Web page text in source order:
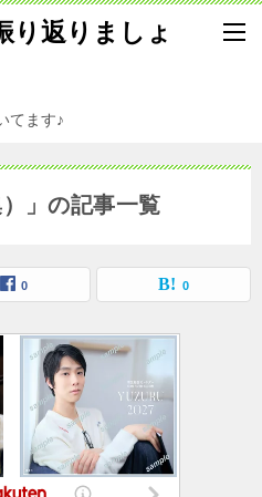
り返りましょ
てます♪
）」の記事一覧
0 0